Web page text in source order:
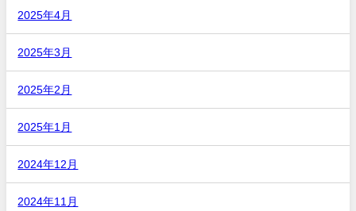
2025年4月
2025年3月
2025年2月
2025年1月
2024年12月
2024年11月